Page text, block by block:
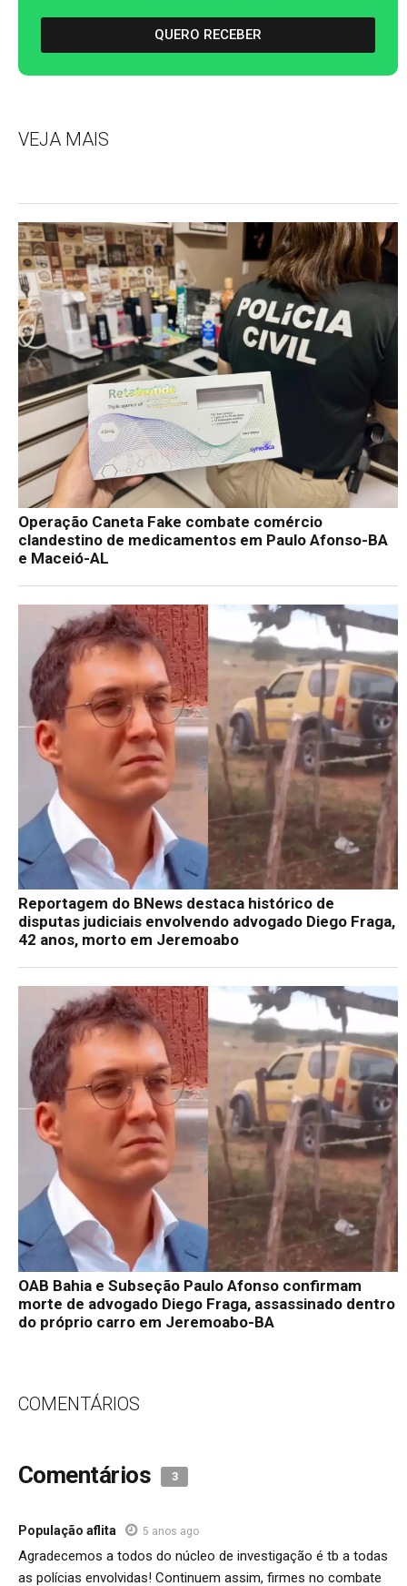
QUERO RECEBER
VEJA MAIS
Operação Caneta Fake combate comércio
clandestino de medicamentos em Paulo Afonso-BA
e Maceió-AL
Reportagem do BNews destaca histórico de
disputas judiciais envolvendo advogado Diego Fraga,
42 anos, morto em Jeremoabo
OAB Bahia e Subseção Paulo Afonso confirmam
morte de advogado Diego Fraga, assassinado dentro
do próprio carro em Jeremoabo-BA
COMENTÁRIOS
Comentários 3
População aflita 5 anos ago
Agradecemos a todos do núcleo de investigação é tb a todas
as polícias envolvidas! Continuem assim, firmes no combate